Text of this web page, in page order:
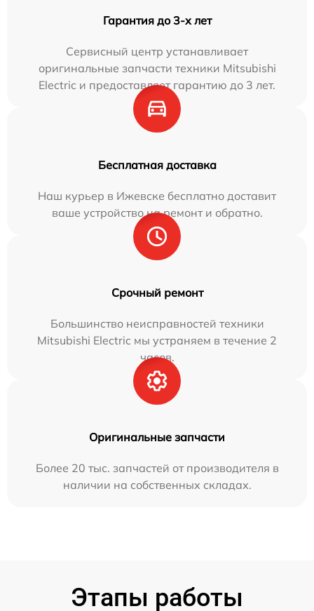
Гарантия до 3-х лет
Сервисный центр устанавливает
оригинальные запчасти техники Mitsubishi
Electric и предоставляет гарантию до 3 лет.
Бесплатная доставка
Наш курьер в Ижевске бесплатно доставит
ваше устройство на ремонт и обратно.
Срочный ремонт
Большинство неисправностей техники
Mitsubishi Electric мы устраняем в течение 2
часов.
Оригинальные запчасти
Более 20 тыс. запчастей от производителя в
наличии на собственных складах.
Этапы работы